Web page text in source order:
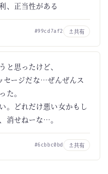
、正当性がある
#99cd7af2 共有
と思ったけど、
ージだな…ぜんぜんス
た。
。どれだけ悪い女かもし
消せねーな…。
#6cbbc0bd 共有